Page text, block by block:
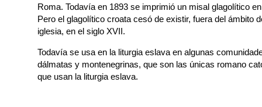
Roma. Todavía en 1893 se imprimió un misal glagolítico
Pero el glagolítico croata cesó de existir, fuera del ámbito
iglesia, en el siglo XVII.
Todavía se usa en la liturgia eslava en algunas
dálmatas y montenegrinas, que son las únicas romano
que usan la liturgia eslava.